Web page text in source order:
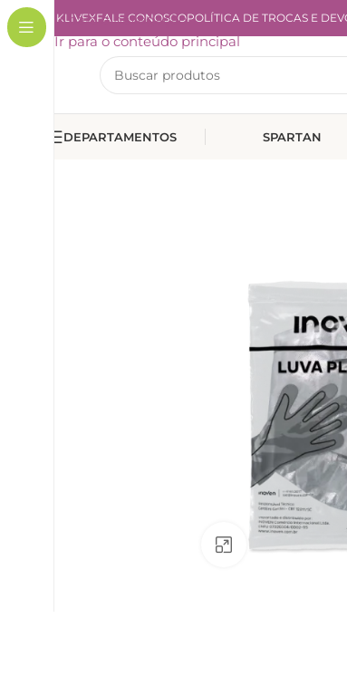
Ir para a navegação
Ir para o conteúdo principal
A KLIVEXFALE CONOSCOPOLÍTICA DE TROCAS E
DEPARTAMENTOS SPARTAN
Clique para